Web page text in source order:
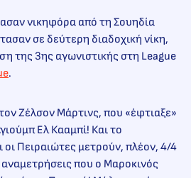
νικηφόρα από τη Σουηδία
σε δεύτερη διαδοχική νίκη,
της 3ης αγωνιστικής στη League
.
Ζέλσον Μάρτινς, που «έφτιαξε»
Ελ Κααμπί! Και το
οι Πειραιώτες μετρούν, πλέον, 4/4
αναμετρήσεις που ο Μαροκινός